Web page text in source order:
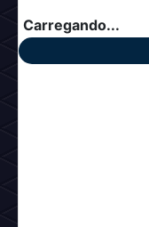
Carregando...